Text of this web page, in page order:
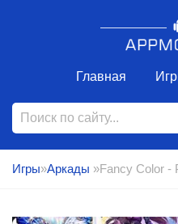
Главная
Игры»Аркады »Fancy Color -